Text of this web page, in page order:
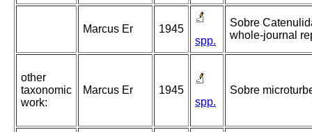
Marcus Er
1945
spp.
Sobre
whole-journal
other
taxonomic
work:
Marcus Er
1945
spp.
Sobre